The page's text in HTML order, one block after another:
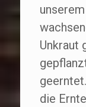
Unkraut
die